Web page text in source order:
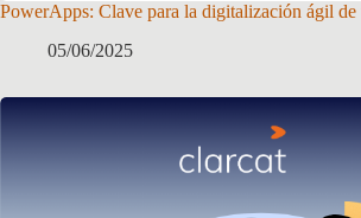
PowerApps: Clave para la digitalización ágil de
05/06/2025